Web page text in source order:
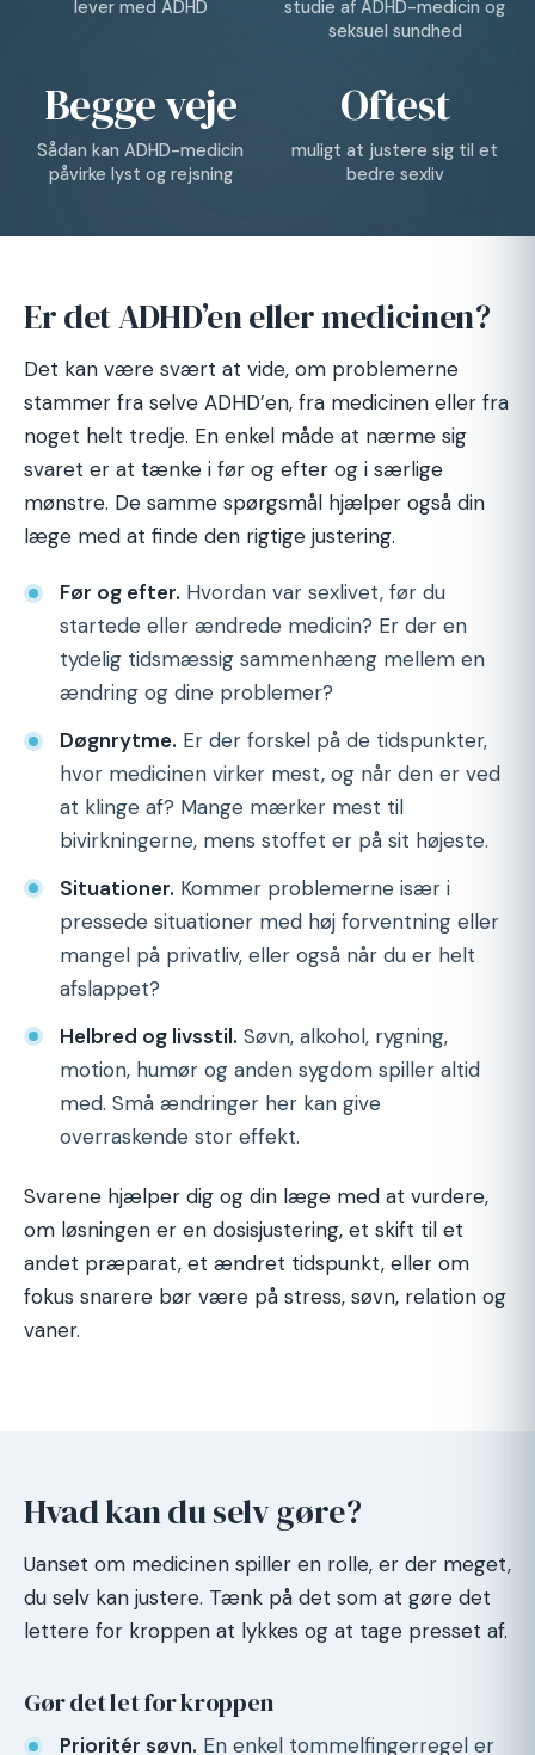
lever med ADHD
studie af ADHD-medicin og
seksuel sundhed
Begge veje
Sådan kan ADHD-medicin
påvirke lyst og rejsning
Oftest
muligt at justere sig til et
bedre sexliv
Er det ADHD’en eller medicinen?
Det kan være svært at vide, om problemerne
stammer fra selve ADHD’en, fra medicinen eller fra
noget helt tredje. En enkel måde at nærme sig
svaret er at tænke i før og efter og i særlige
mønstre. De samme spørgsmål hjælper også din
læge med at finde den rigtige justering.
Før og efter. Hvordan var sexlivet, før du
startede eller ændrede medicin? Er der en
tydelig tidsmæssig sammenhæng mellem en
ændring og dine problemer?
Døgnrytme. Er der forskel på de tidspunkter,
hvor medicinen virker mest, og når den er ved
at klinge af? Mange mærker mest til
bivirkningerne, mens stoffet er på sit højeste.
Situationer. Kommer problemerne især i
pressede situationer med høj forventning eller
mangel på privatliv, eller også når du er helt
afslappet?
Helbred og livsstil. Søvn, alkohol, rygning,
motion, humør og anden sygdom spiller altid
med. Små ændringer her kan give
overraskende stor effekt.
Svarene hjælper dig og din læge med at vurdere,
om løsningen er en dosisjustering, et skift til et
andet præparat, et ændret tidspunkt, eller om
fokus snarere bør være på stress, søvn, relation og
vaner.
Hvad kan du selv gøre?
Uanset om medicinen spiller en rolle, er der meget,
du selv kan justere. Tænk på det som at gøre det
lettere for kroppen at lykkes og at tage presset af.
Gør det let for kroppen
Prioritér søvn. En enkel tommelfingerregel er